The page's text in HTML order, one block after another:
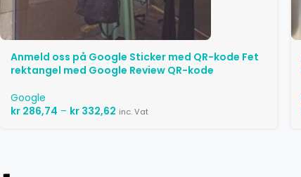
Anmeld oss ​​på Google Sticker med QR-kode Fet
rektangel med Google Review QR-kode
Google
kr 286,74 – kr 332,62 inc. Vat